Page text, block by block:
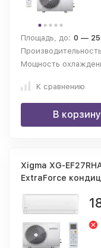
Площадь, до: 0 — 25
Мощность
К сравнению
В корзину
Xigma XG-
ExtraForce